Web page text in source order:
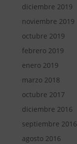
diciembre 2019
noviembre 2019
octubre 2019
febrero 2019
enero 2019
marzo 2018
octubre 2017
diciembre 2016
septiembre 2016
agosto 2016